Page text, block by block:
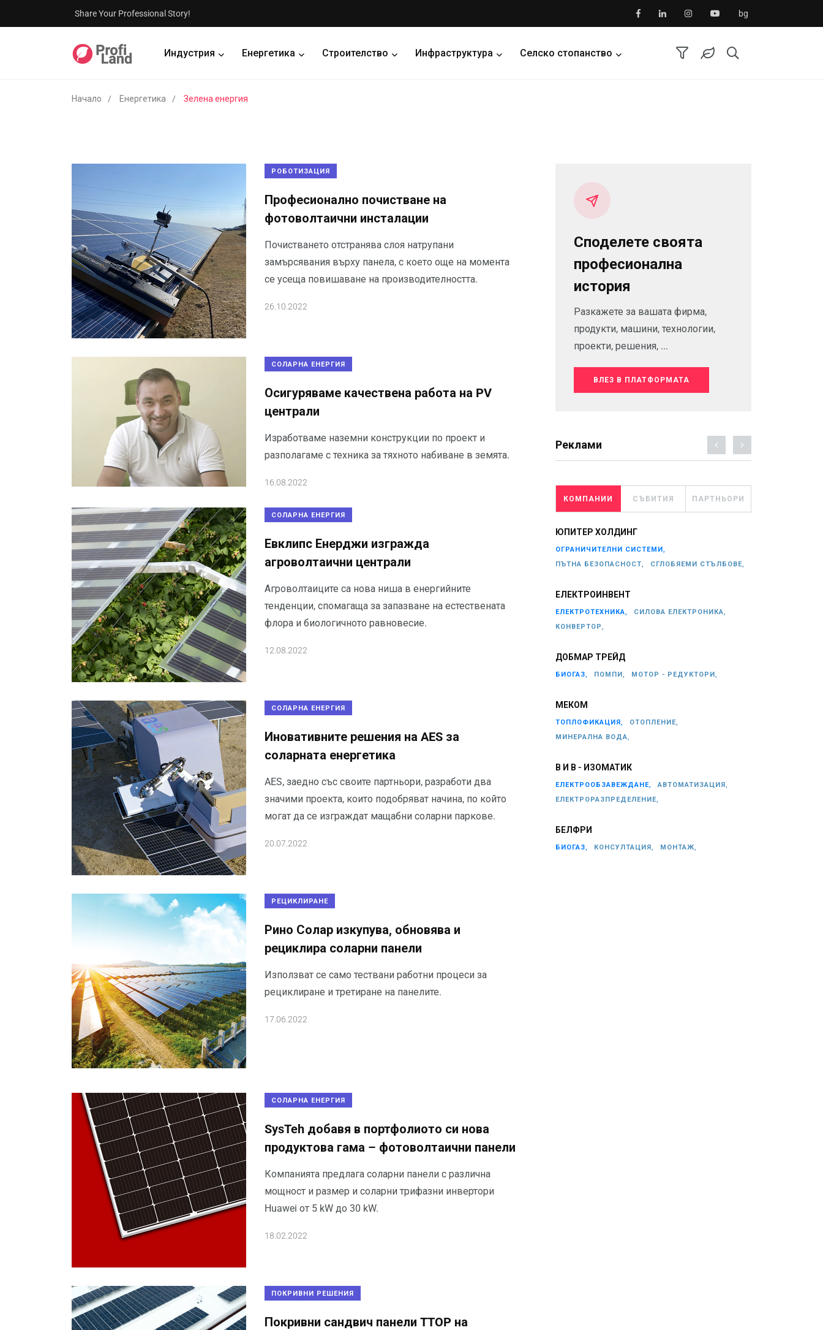
Share Your Professional Story! bg
Индустрия Енергетика Строителство Инфраструктура Селско стопанство
Начало Енергетика Зелена енергия
РОБОТИЗАЦИЯ
Професионално почистване на
фотоволтаични инсталации
Почистването отстранява слоя натрупани
замърсявания върху панела, с което още на момента
се усеща повишаване на производителността.
26.10.2022
СОЛАРНА ЕНЕРГИЯ
Осигуряваме качествена работа на PV
централи
Изработваме наземни конструкции по проект и
разполагаме с техника за тяхното набиване в земята.
16.08.2022
СОЛАРНА ЕНЕРГИЯ
Евклипс Енерджи изгражда
агроволтаични централи
Агроволтаиците са нова ниша в енергийните
тенденции, спомагаща за запазване на естествената
флора и биологичното равновесие.
12.08.2022
СОЛАРНА ЕНЕРГИЯ
Иновативните решения на AES за
соларната енергетика
AES, заедно със своите партньори, разработи два
значими проекта, които подобряват начина, по който
могат да се изграждат мащабни соларни паркове.
20.07.2022
РЕЦИКЛИРАНЕ
Рино Солар изкупува, обновява и
рециклира соларни панели
Използват се само тествани работни процеси за
рециклиране и третиране на панелите.
17.06.2022
СОЛАРНА ЕНЕРГИЯ
SysTeh добавя в портфолиото си нова
продуктова гама – фотоволтаични панели
Компанията предлага соларни панели с различна
мощност и размер и соларни трифазни инвертори
Huawei от 5 kW до 30 kW.
18.02.2022
ПОКРИВНИ РЕШЕНИЯ
Покривни сандвич панели TTOP на
Споделете своята
професионална
история
Разкажете за вашата фирма,
продукти, машини, технологии,
проекти, решения, ...
ВЛЕЗ В ПЛАТФОРМАТА
Реклами
КОМПАНИИ СЪБИТИЯ ПАРТНЬОРИ
ЮПИТЕР ХОЛДИНГ
ОГРАНИЧИТЕЛНИ СИСТЕМИ,
ПЪТНА БЕЗОПАСНОСТ,
СГЛОБЯЕМИ СТЪЛБОВЕ,
ЕЛЕКТРОИНВЕНТ
ЕЛЕКТРОТЕХНИКА,
СИЛОВА ЕЛЕКТРОНИКА,
КОНВЕРТОР,
ДОБМАР ТРЕЙД
БИОГАЗ, ПОМПИ, МОТОР - РЕДУКТОРИ,
МЕКОМ
ТОПЛОФИКАЦИЯ,
ОТОПЛЕНИЕ,
МИНЕРАЛНА ВОДА,
В И В - ИЗОМАТИК
ЕЛЕКТРООБЗАВЕЖДАНЕ,
АВТОМАТИЗАЦИЯ,
ЕЛЕКТРОРАЗПРЕДЕЛЕНИЕ,
БЕЛФРИ
БИОГАЗ, КОНСУЛТАЦИЯ, МОНТАЖ,